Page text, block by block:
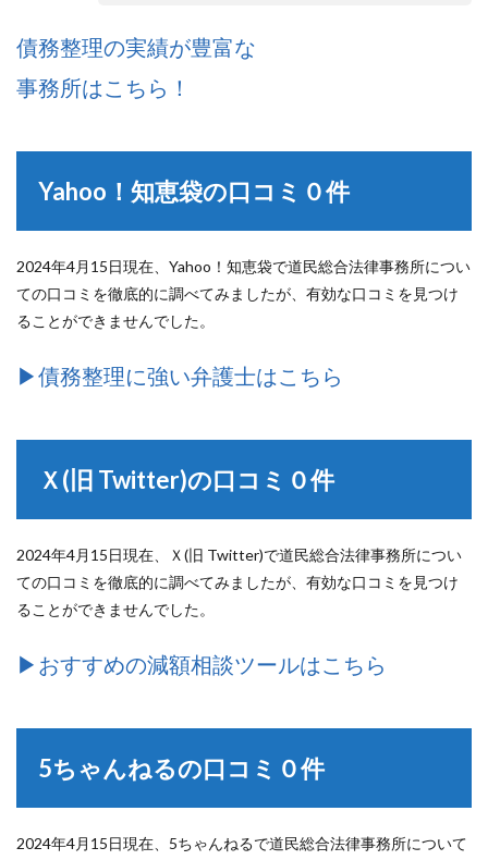
債務整理の実績が豊富な
事務所はこちら！
Yahoo！知恵袋の口コミ０件
2024年4月15日現在、Yahoo！知恵袋で道民総合法律事務所につい
ての口コミを徹底的に調べてみましたが、有効な口コミを見つけ
ることができませんでした。
▶︎債務整理に強い弁護士はこちら
Ｘ(旧 Twitter)の口コミ０件
2024年4月15日現在、Ｘ(旧 Twitter)で道民総合法律事務所につい
ての口コミを徹底的に調べてみましたが、有効な口コミを見つけ
ることができませんでした。
▶︎おすすめの減額相談ツールはこちら
5ちゃんねるの口コミ０件
2024年4月15日現在、5ちゃんねるで道民総合法律事務所について